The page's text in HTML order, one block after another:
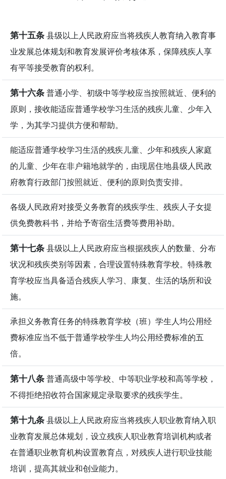
第十五条县级以上人民政府应当将残疾人教育纳入教育事
业发展总体规划和教育发展评价考核体系，保障残疾人享
有平等接受教育的权利。
第十六条普通小学、初级中等学校应当按照就近、便利的
原则，接收能适应普通学校学习生活的残疾儿童、少年入
学，为其学习提供方便和帮助。
能适应普通学校学习生活的残疾儿童、少年和残疾人家庭
的儿童、少年在非户籍地就学的，由现居住地县级人民政
府教育行政部门按照就近、便利的原则负责安排。
各级人民政府对接受义务教育的残疾学生、残疾人子女提
供免费教科书，并给予寄宿生活费等费用补助。
第十七条县级以上人民政府应当根据残疾人的数量、分布
状况和残疾类别等因素，合理设置特殊教育学校。特殊教
育学校应当具备适合残疾人学习、康复、生活的场所和设
施。
承担义务教育任务的特殊教育学校（班）学生人均公用经
费标准应当不低于普通学校学生人均公用经费标准的五
倍。
第十八条普通高级中等学校、中等职业学校和高等学校，
不得拒绝招收符合国家规定录取要求的残疾学生。
第十九条县级以上人民政府应当将残疾人职业教育纳入职
业教育发展总体规划，设立残疾人职业教育培训机构或者
在普通职业教育机构设置教育点，对残疾人进行职业技能
培训，提高其就业和创业能力。